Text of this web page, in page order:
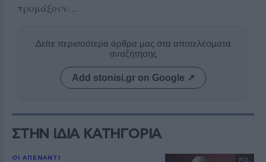
τρομάξουν…
Δείτε περισσότερα άρθρα μας στα αποτελέσματα
αναζήτησης
Add stonisi.gr on Google ↗
ΣΤΗΝ ΙΔΙΑ ΚΑΤΗΓΟΡΙΑ
ΟΙ ΑΠΕΝΑΝΤΙ